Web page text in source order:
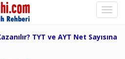
TYT ve AYT Net Sayısına